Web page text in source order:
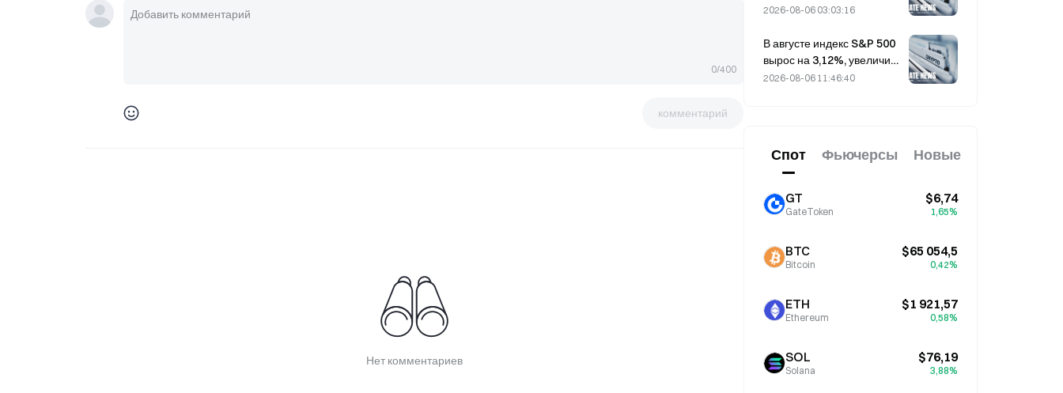
0/400
комментарий
Нет комментариев
стоимостью 3,18 млн
2026-08-06 03:03:16
В августе индекс S&P 500
вырос на 3,12%, увеличив
рыночную капитализацию
2026-08-06 11:46:40
Спот Фьючерсы Новые
GT
GateToken
$6,74
1,65%
BTC
Bitcoin
$65 054,5
0,42%
ETH
Ethereum
$1 921,57
0,58%
SOL
Solana
$76,19
3,88%